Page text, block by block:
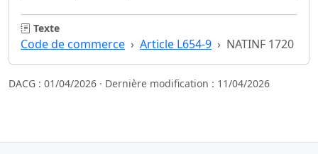
Texte
Code de commerce Article L654-9 NATINF 1720
DACG : 01/04/2026 · Dernière modification : 11/04/2026